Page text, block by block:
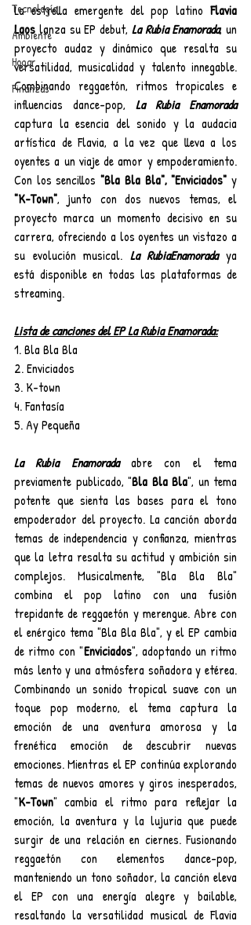
Tecnología
Ambiente
Hogar
Finanzas
La estrella emergente del pop latino Flavia
Laos lanza su EP debut, La Rubia Enamorada, un
proyecto audaz y dinámico que resalta su
versatilidad, musicalidad y talento innegable.
Combinando reggaetón, ritmos tropicales e
influencias dance-pop,
La Rubia Enamorada
captura la esencia del sonido y la audacia
artística de Flavia, a la vez que lleva a los
oyentes a un viaje de amor y empoderamiento.
Con los sencillos "Bla Bla Bla", "Enviciados"
"K-Town", junto con dos nuevos temas, el
proyecto marca un momento decisivo en su
carrera, ofreciendo a los oyentes un vistazo a
su evolución musical. La RubiaEnamorada ya
está disponible en todas las plataformas de
streaming.
Lista de canciones del EP La Rubia Enamorada:
1. Bla Bla Bla
2. Enviciados
3. K-town
4. Fantasía
5. Ay Pequeña
La Rubia Enamorada abre con el tema
previamente publicado, "Bla Bla Bla", un tema
potente que sienta las bases para el tono
empoderador del proyecto. La canción aborda
temas de independencia y confianza, mientras
que la letra resalta su actitud y ambición sin
complejos. Musicalmente, "Bla Bla Bla"
combina el pop latino con una fusión
trepidante de reggaetón y merengue. Abre con
el enérgico tema "Bla Bla Bla", y el EP cambia
de ritmo con "Enviciados", adoptando un ritmo
más lento y una atmósfera soñadora y etérea.
Combinando un sonido tropical suave con un
toque pop moderno, el tema captura la
emoción de una aventura amorosa y la
frenética emoción de descubrir nuevas
emociones. Mientras el EP continúa explorando
temas de nuevos amores y giros inesperados,
"K-Town" cambia el ritmo para reflejar la
emoción, la aventura y la lujuria que puede
surgir de una relación en ciernes. Fusionando
reggaetón con elementos dance-pop,
manteniendo un tono soñador, la canción eleva
el EP con una energía alegre y bailable,
resaltando la versatilidad musical de Flavia